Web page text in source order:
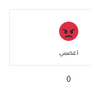
أغضبني
0